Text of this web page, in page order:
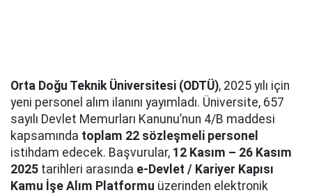
Orta Doğu Teknik Üniversitesi (ODTÜ), 2025 yılı için
yeni personel alım ilanını yayımladı. Üniversite, 657
sayılı Devlet Memurları Kanunu’nun 4/B maddesi
kapsamında toplam 22 sözleşmeli personel
istihdam edecek. Başvurular, 12 Kasım – 26 Kasım
2025 tarihleri arasında e-Devlet / Kariyer Kapısı
Kamu İşe Alım Platformu üzerinden elektronik